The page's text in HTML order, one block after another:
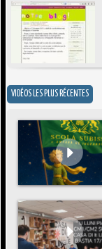
VIDÉOS LES PLUS RÉCENTES